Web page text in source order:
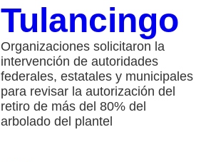
Tulancingo
Organizaciones solicitaron la
intervención de autoridades
federales, estatales y municipales
para revisar la autorización del
retiro de más del 80% del
arbolado del plantel